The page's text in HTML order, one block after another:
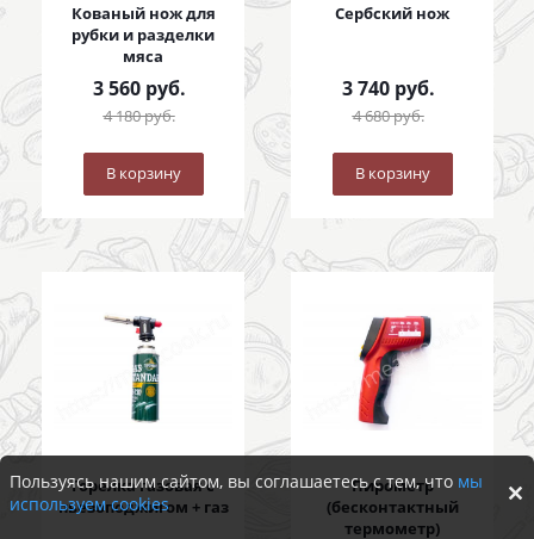
Кованый нож для
рубки и разделки
мяса
3 560руб.
4 180руб.
В корзину
Сербский нож
3 740руб.
4 680руб.
В корзину
Горелка газовая с
пьезоподжигом + газ
Пирометр
(бесконтактный
термометр)
Пользуясь нашим сайтом, вы соглашаетесь с тем, что мы
используем cookies